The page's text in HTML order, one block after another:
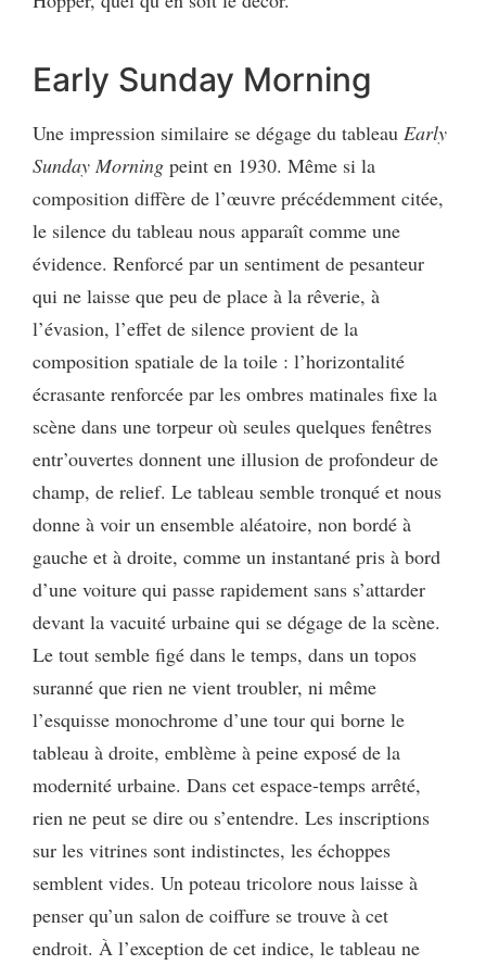
Early Sunday Morning
Une impression similaire se dégage du tableau Early
Sunday Morning peint en 1930. Même si la
composition diffère de l’œuvre précédemment citée,
le silence du tableau nous apparaît comme une
évidence. Renforcé par un sentiment de pesanteur
qui ne laisse que peu de place à la rêverie, à
l’évasion, l’effet de silence provient de la
composition spatiale de la toile : l’horizontalité
écrasante renforcée par les ombres matinales fixe la
scène dans une torpeur où seules quelques fenêtres
entr’ouvertes donnent une illusion de profondeur de
champ, de relief. Le tableau semble tronqué et nous
donne à voir un ensemble aléatoire, non bordé à
gauche et à droite, comme un instantané pris à bord
d’une voiture qui passe rapidement sans s’attarder
devant la vacuité urbaine qui se dégage de la scène.
Le tout semble figé dans le temps, dans un topos
suranné que rien ne vient troubler, ni même
l’esquisse monochrome d’une tour qui borne le
tableau à droite, emblème à peine exposé de la
modernité urbaine. Dans cet espace-temps arrêté,
rien ne peut se dire ou s’entendre. Les inscriptions
sur les vitrines sont indistinctes, les échoppes
semblent vides. Un poteau tricolore nous laisse à
penser qu’un salon de coiffure se trouve à cet
endroit. À l’exception de cet indice, le tableau ne